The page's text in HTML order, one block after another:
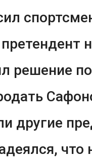
решение